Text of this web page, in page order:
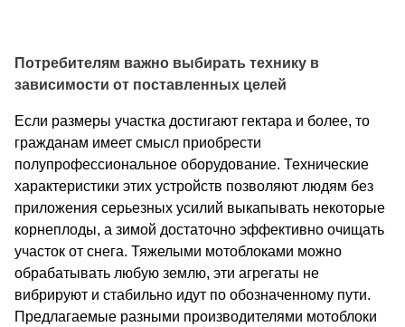
Потребителям важно выбирать технику в
зависимости от поставленных целей
Если размеры участка достигают гектара и более, то
гражданам имеет смысл приобрести
полупрофессиональное оборудование. Технические
характеристики этих устройств позволяют людям без
приложения серьезных усилий выкапывать некоторые
корнеплоды, а зимой достаточно эффективно очищать
участок от снега. Тяжелыми мотоблоками можно
обрабатывать любую землю, эти агрегаты не
вибрируют и стабильно идут по обозначенному пути.
Предлагаемые разными производителями мотоблоки